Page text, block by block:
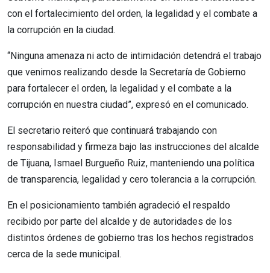
con el fortalecimiento del orden, la legalidad y el combate a
la corrupción en la ciudad.
“Ninguna amenaza ni acto de intimidación detendrá el trabajo
que venimos realizando desde la Secretaría de Gobierno
para fortalecer el orden, la legalidad y el combate a la
corrupción en nuestra ciudad”, expresó en el comunicado.
El secretario reiteró que continuará trabajando con
responsabilidad y firmeza bajo las instrucciones del alcalde
de Tijuana, Ismael Burgueño Ruiz, manteniendo una política
de transparencia, legalidad y cero tolerancia a la corrupción.
En el posicionamiento también agradeció el respaldo
recibido por parte del alcalde y de autoridades de los
distintos órdenes de gobierno tras los hechos registrados
cerca de la sede municipal.